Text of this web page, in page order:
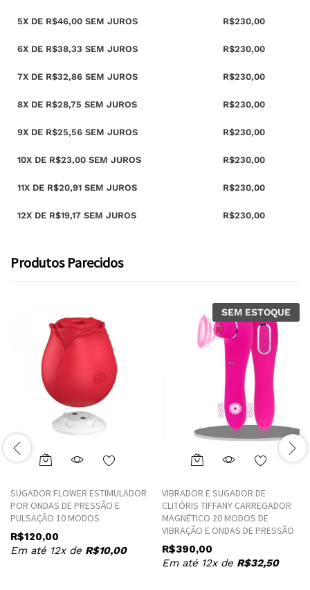
5X DE R$46,00 SEM JUROS R$230,00
6X DE R$38,33 SEM JUROS R$230,00
7X DE R$32,86 SEM JUROS R$230,00
8X DE R$28,75 SEM JUROS R$230,00
9X DE R$25,56 SEM JUROS R$230,00
10X DE R$23,00 SEM JUROS R$230,00
11X DE R$20,91 SEM JUROS R$230,00
12X DE R$19,17 SEM JUROS R$230,00
Produtos Parecidos
This
has
multiple
options
SUGADOR FLOWER ESTIMULADOR
POR ONDAS DE PRESSÃO E
PULSAÇÃO 10 MODOS
R$120,00
Em até 12x de R$10,00
SEM ESTOQUE
This
has
multiple
variants.
options
VIBRADOR E SUGADOR DE
CLITÓRIS TIFFANY CARREGADOR
MAGNÉTICO 20 MODOS DE
VIBRAÇÃO E ONDAS DE PRESSÃO
R$390,00
Em até 12x de R$32,50